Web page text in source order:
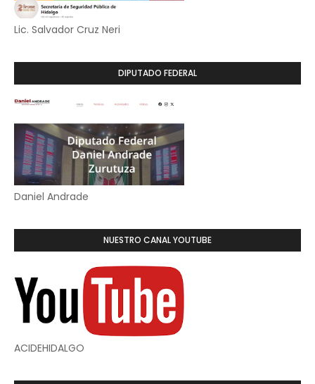
Lic. Salvador Cruz Neri
DIPUTADO FEDERAL
Daniel Andrade
NUESTRO CANAL YOUTUBE
ACIDEHIDALGO